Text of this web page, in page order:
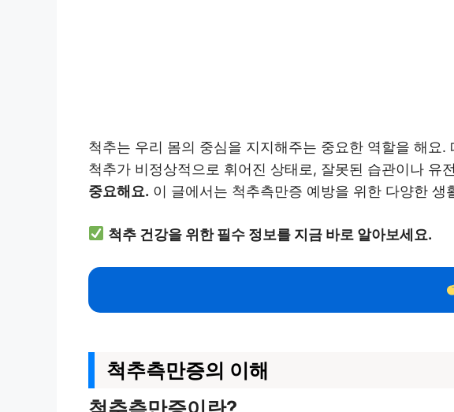
척추는 우리 몸의 중심을 지지해주는 중요한 역할을 해요
척추가 비정상적으로 휘어진 상태로, 잘못된 습관이나 유
중요해요. 이 글에서는 척추측만증 예방을 위한 다양한 생
척추 건강을 위한 필수 정보를 지금 바로 알아보세요.
척추측만증의 이해